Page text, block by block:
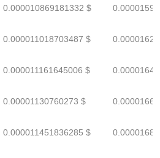
0.000010869181332 $
0.000011018703487 $
0.000011161645006 $
0.00001130760273 $
0.000011451836285 $